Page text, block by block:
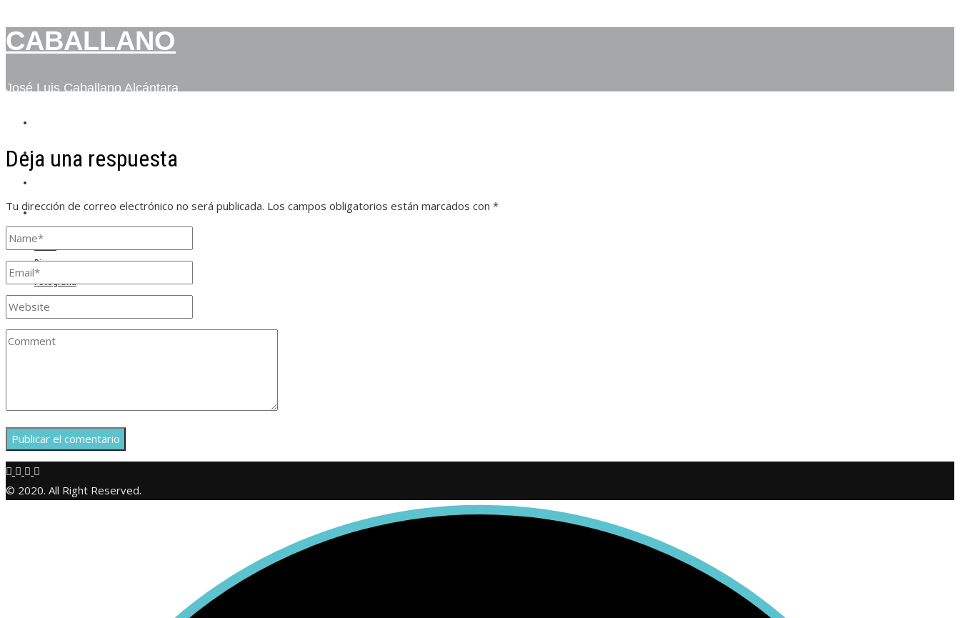
CABALLANO
José Luis Caballano Alcántara
BIO
CONTACTO
Inicio
Bio
Fotografía
Contacto
Deja una respuesta
Tu dirección de correo electrónico no será publicada. Los campos obligatorios están marcados con *
© 2020. All Right Reserved.